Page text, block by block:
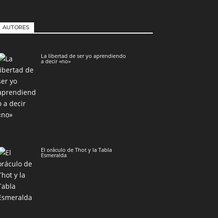
AUTORES
La libertad de ser yo aprendiendo
a decir «no»
El oráculo de Thot y la Tabla
Esmeralda